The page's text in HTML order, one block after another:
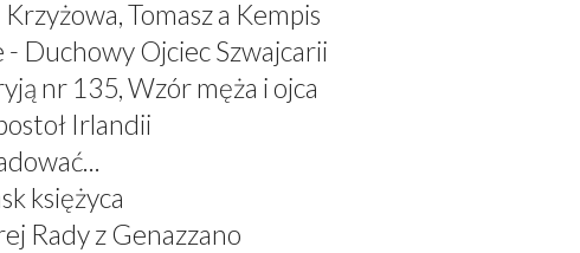
Tomasz a Kempis
- Duchowy Ojciec Szwajcarii
nr 135, Wzór męża i ojca
Irlandii
księżyca
Rady z Genazzano